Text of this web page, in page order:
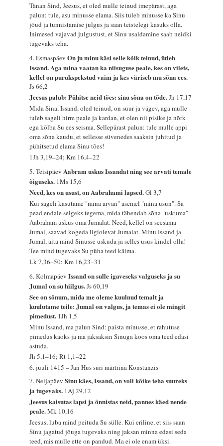
Tänan Sind, Jeesus, et oled mulle teinud imepärast, aga
palun: tule, asu minusse elama. Siis tuleb minusse ka Sinu
jõud ja tunnistamise julgus ja saan teistelegi kasuks olla.
Inimesed vajavad julgustust, et Sinu usaldamine saab neidki
tugevaks teha.
4. EsmaspäevOn ju minu käsi selle kõik teinud, ütleb
Issand. Aga mina vaatan ka niisuguse peale, kes on vilets,
kellel on purukspekstud vaim ja kes väriseb mu sõna ees.
Js 66,2
Jeesus palub: Pühitse neid tões: sinu sõna on tõde.Jh 17,17
Mida Sina, Issand, oled teinud, on suur ja vägev, aga mulle
tuleb sageli hirm peale ja kardan, et olen nii pisike ja nõrk
ega kõlba Su ees seisma. Sellepärast palun: tule mulle appi
oma sõna kaudu, et sellesse süvenedes saaksin juhitud ja
pühitsetud elama Sinu tões!
1Jh 3,19–24; Km 16,4–22
5. TeisipäevAabram uskus Issandat ning see arvati temale
õiguseks. 1Ms 15,6
Need, kes on usust, on Aabrahami lapsed.Gl 3,7
Kui sageli kasutame "mina arvan" asemel "mina usun". Sa
pead endale selgeks tegema, mida tähendab sõna "uskuma".
Aabraham uskus oma Jumalat. Need, kellel on seesama
Jumal, saavad kogeda ligiolevat Jumalat. Minu Issand ja
Jumal, aita mind Sinusse uskuda ja selles usus kindel olla!
Tee mind tugevaks Su püha teed käima.
Lk 7,36–50; Km 16,23–31
6. KolmapäevIssand on sulle igaveseks valguseks ja su
Jumal on su hiilgus.Js 60,19
See on sõnum, mida me oleme kuulnud temalt ja
kuulutame teile: Jumal on valgus, ja temas ei ole mingit
pimedust. 1Jh 1,5
Minu Issand, ma palun Sind: paista minusse, et rahutuse
pimedus kaoks ja ma jaksaksin Sinuga koos oma teed edasi
astuda.
Jh 5,1–16; Rt 1,1–22
6. juuli 1415 – Jan Hus suri märtrina Konstanzis
7. NeljapäevSinu käes, Issand, on voli kõike teha suureks
ja tugevaks. 1Aj 29,12
Jeesus kaisutas lapsi ja õnnistas neid, pannes käed nende
peale.Mk 10,16
Jeesus, luba mind peituda Su sülle. Kui eriline, et siis saan
Sinu jagatud jõuga tugevaks ning jaksan minna edasi seda
teed, mis mulle ette on pandud. Ma ei ole enam üksi.